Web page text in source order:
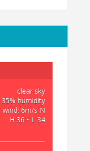
clear sky
35% humidity
wind: 6m/s N
H 36 • L 34